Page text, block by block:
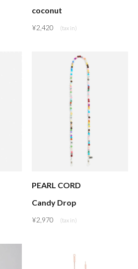
coconut
¥2,420
PEARL CORD
Candy Drop
¥2,970